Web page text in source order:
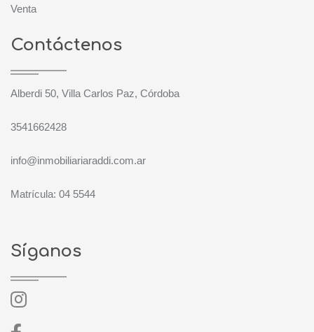
Venta
Contáctenos
Alberdi 50, Villa Carlos Paz, Córdoba
3541662428
info@inmobiliariaraddi.com.ar
Matrícula: 04 5544
Síganos